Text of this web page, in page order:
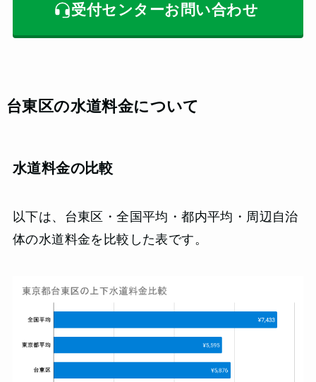
受付センターお問い合わせ
台東区の水道料金について
水道料金の比較
以下は、台東区・全国平均・都内平均・周辺自治
体の水道料金を比較した表です。